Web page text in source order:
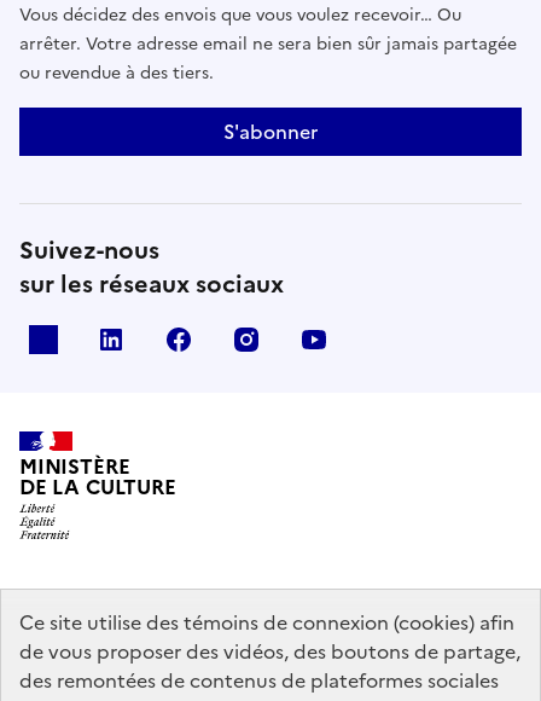
Ce site utilise des témoins de connexion (cookies) afin
de vous proposer des vidéos, des boutons de partage,
des remontées de contenus de plateformes sociales
Vous décidez des envois que vous voulez recevoir… Ou
arrêter. Votre adresse email ne sera bien sûr jamais partagée
ou revendue à des tiers.
S'abonner
Suivez-nous
sur les réseaux sociaux
linkedin facebook instagram
MINISTÈRE
DE LA CULTURE
data.gouv.fr legifrance.gouv.fr
info.gouv.fr
service-public.gouv.fr